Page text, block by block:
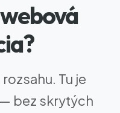
Tu je
bez skrytých